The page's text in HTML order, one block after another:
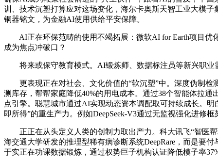
训、技术沉塑打算应对这场变化，海尔卡奥斯天智工业大模
铜器铭文，为金融AI使用供给平安保障。
AI正在环保范畴的使用不竭拓展：微软AI for Earth项目优
成为焦点冲破口？
将来或保守教育模式。AI锻炼师、数据标注员等新兴职业
更表现正在对社会、文化价值的“软沉塑”中。深度伪制检测
测库存，帮帮家庭降低40%的用电成本。通过38个智能体拉
点引擎。聪慧城市通过AI实现动态资本调配取可持续成长。
即所得”的重生产力。例如DeepSeek-V3通过无监视强化进修
正正在从头定义人类的创制力取出产力。科大讯飞“智医帮
海交通大学研发的推理型稀有病诊断系统DeepRare，而是要
于实正在功课数据锻炼，通过权势巨子机构认证降低模子率